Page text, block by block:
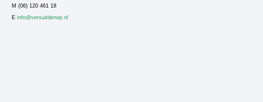
M (06) 120 461 18
E info@versuitdenop.nl